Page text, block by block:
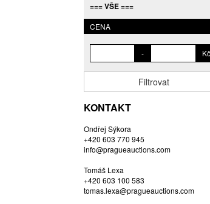
BALCAR MARTIN
BALÍČEK PETR
BARTKO MAREK
BARTOŇ DAVID
BASTL ROMAN
BAUCH JAN
BAUER VL.
BEDNÁŘOVÁ EVA
BĚHAL DOMINIK
=== VŠE ===
CENA
- Kč
Filtrovat
KONTAKT
Ondřej Sýkora
+420 603 770 945
info@pragueauctions.com
Tomáš Lexa
+420 603 100 583
tomas.lexa@pragueauctions.com